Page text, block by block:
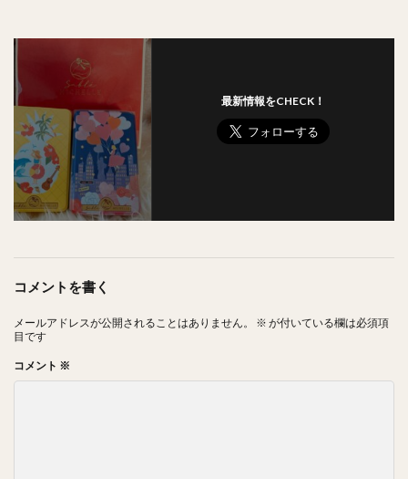
最新情報をCHECK！
コメントを書く
メールアドレスが公開されることはありません。 ※ が付いている欄は必須項
目です
コメント ※